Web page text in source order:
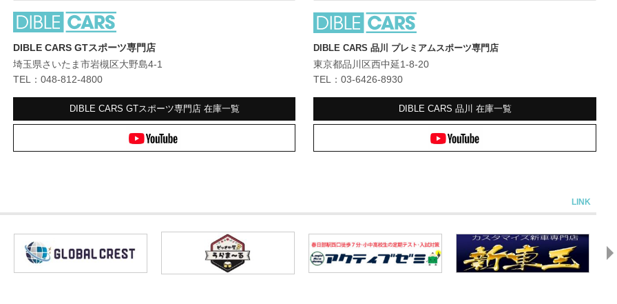
DIBLE CARS GTスポーツ専門店
埼玉県さいたま市岩槻区大野島4-1
TEL：048-812-4800
DIBLE CARS GTスポーツ専門店 在庫一覧
DIBLE CARS 品川 プレミアムスポーツ専門店
東京都品川区西中延1-8-20
TEL：03-6426-8930
DIBLE CARS 品川 在庫一覧